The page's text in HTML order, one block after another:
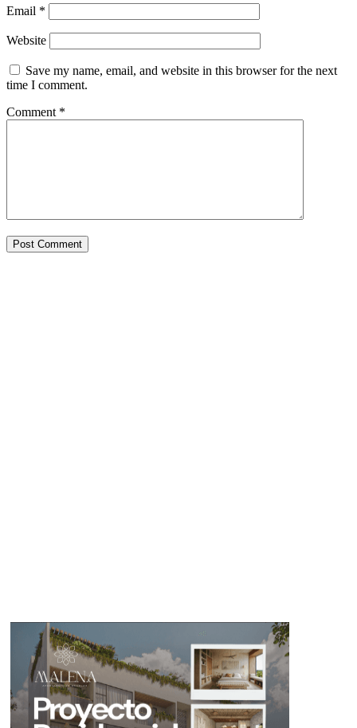
Email *
Website
Save my name, email, and website in this browser for the next
time I comment.
Comment *